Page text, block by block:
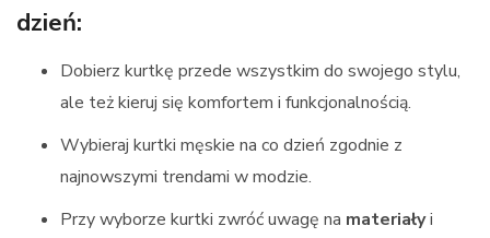
dzień:
Dobierz kurtkę przede wszystkim do swojego stylu,
ale też kieruj się komfortem i funkcjonalnością.
Wybieraj kurtki męskie na co dzień zgodnie z
najnowszymi trendami w modzie.
Przy wyborze kurtki zwróć uwagę na materiałyi